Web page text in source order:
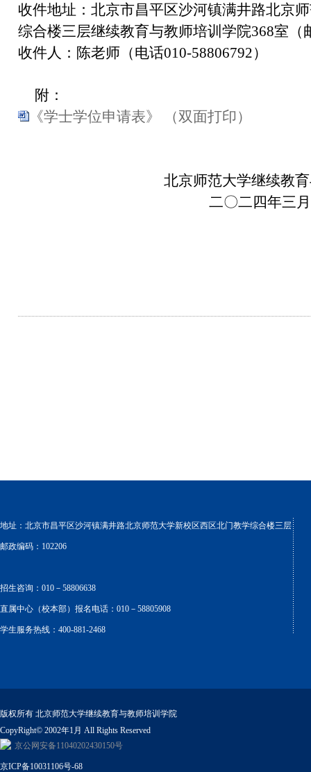
收件地址：北京市昌平区沙河镇满井路北京
综合楼三层继续教育与教师培训学院368室（
收件人：陈老师（电话010-58806792）
附：
《学士学位申请表》 （双面打印）
北京师范大学继续教育与教
二〇二四年三月八
地址：北京市昌平区沙河镇满井路北京师范大学新校区西区北门教学综合楼三层
邮政编码：102206
招生咨询：010－58806638
直属中心（校本部）报名电话：010－58805908
学生服务热线：400-881-2468
版权所有 北京师范大学继续教育与教师培训学院
CopyRight© 2002年1月 All Rights Reserved
京公网安备11040202430150号
京ICP备10031106号-68